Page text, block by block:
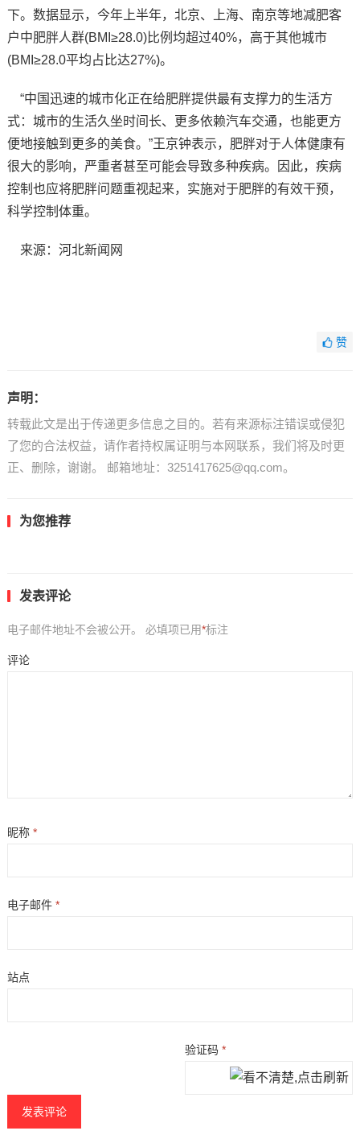
下。数据显示，今年上半年，北京、上海、南京等地减肥客
户中肥胖人群(BMI≥28.0)比例均超过40%，高于其他城市
(BMI≥28.0平均占比达27%)。
“中国迅速的城市化正在给肥胖提供最有支撑力的生活方
式：城市的生活久坐时间长、更多依赖汽车交通，也能更方
便地接触到更多的美食。”王京钟表示，肥胖对于人体健康有
很大的影响，严重者甚至可能会导致多种疾病。因此，疾病
控制也应将肥胖问题重视起来，实施对于肥胖的有效干预，
科学控制体重。
来源：河北新闻网
赞
声明：
转载此文是出于传递更多信息之目的。若有来源标注错误或侵犯
了您的合法权益，请作者持权属证明与本网联系，我们将及时更
正、删除，谢谢。 邮箱地址：3251417625@qq.com。
为您推荐
发表评论
电子邮件地址不会被公开。 必填项已用*标注
评论
昵称 *
电子邮件 *
站点
验证码*